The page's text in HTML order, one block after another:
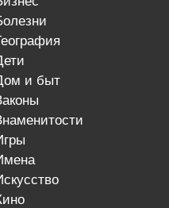
болезни
география
дети
дом и быт
законы
знаменитости
игры
имена
искусство
кино